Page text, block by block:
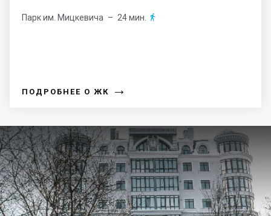
Парк им. Мицкевича – 24 мин. 
ПОДРОБНЕЕ О ЖК →